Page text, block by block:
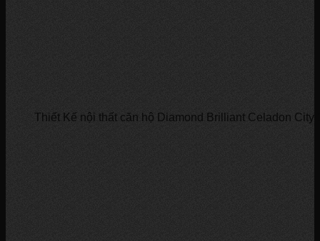
Thiết Kế nội thất căn hộ Diamond Brilliant Celadon City